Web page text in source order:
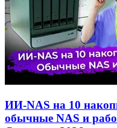
ИИ-NAS на 10
обычные NAS и